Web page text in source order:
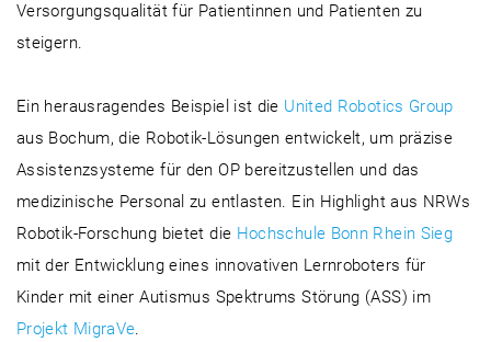
Versorgungsqualität für Patientinnen und Patienten zu
steigern.
Ein herausragendes Beispiel ist die United Robotics Group
aus Bochum, die Robotik-Lösungen entwickelt, um präzise
Assistenzsysteme für den OP bereitzustellen und das
medizinische Personal zu entlasten. Ein Highlight aus NRWs
Robotik-Forschung bietet die Hochschule Bonn Rhein Sieg
mit der Entwicklung eines innovativen Lernroboters für
Kinder mit einer Autismus Spektrums Störung (ASS) im
Projekt MigraVe.